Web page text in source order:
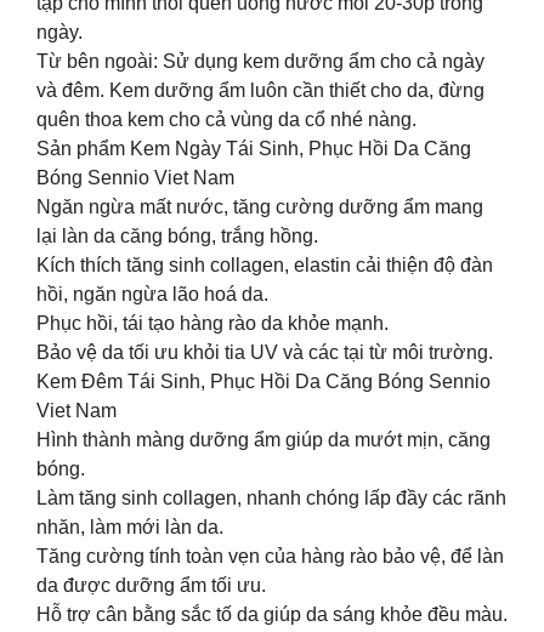
ngày.
Từ bên ngoài: Sử dụng kem dưỡng ẩm cho cả ngày
và đêm. Kem dưỡng ẩm luôn cần thiết cho da, đừng
quên thoa kem cho cả vùng da cổ nhé nàng.
Sản phẩm Kem Ngày Tái Sinh, Phục Hồi Da Căng
Bóng Sennio Viet Nam
Ngăn ngừa mất nước, tăng cường dưỡng ẩm mang
lại làn da căng bóng, trắng hồng.
Kích thích tăng sinh collagen, elastin cải thiện độ đàn
hồi, ngăn ngừa lão hoá da.
Phục hồi, tái tạo hàng rào da khỏe mạnh.
Bảo vệ da tối ưu khỏi tia UV và các tại từ môi trường.
Kem Đêm Tái Sinh, Phục Hồi Da Căng Bóng Sennio
Viet Nam
Hình thành màng dưỡng ẩm giúp da mướt mịn, căng
bóng.
Làm tăng sinh collagen, nhanh chóng lấp đầy các rãnh
nhăn, làm mới làn da.
Tăng cường tính toàn vẹn của hàng rào bảo vệ, để làn
da được dưỡng ẩm tối ưu.
Hỗ trợ cân bằng sắc tố da giúp da sáng khỏe đều màu.